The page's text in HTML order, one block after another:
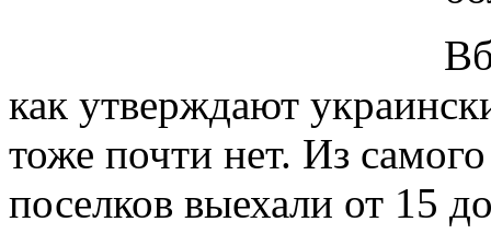
как утверждают
тоже почти нет. Из
поселков выехали от 15